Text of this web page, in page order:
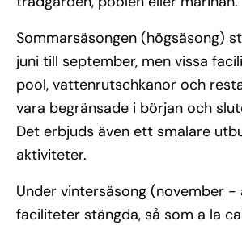
Sommarsäsongen (högsäsong)
juni till september, men vissa
pool, vattenrutschkanor och
vara begränsade i början och
Det erbjuds även ett smalare
aktiviteter.
Under vintersäsong (november -
faciliteter stängda, så som a la